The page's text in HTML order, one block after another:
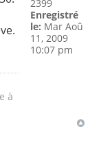
à
2399
Enregistré
le: Mar Aoû
11, 2009
10:07 pm